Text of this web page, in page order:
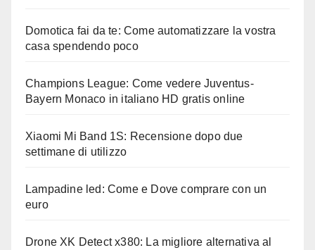
Domotica fai da te: Come automatizzare la vostra
casa spendendo poco
Champions League: Come vedere Juventus-
Bayern Monaco in italiano HD gratis online
Xiaomi Mi Band 1S: Recensione dopo due
settimane di utilizzo
Lampadine led: Come e Dove comprare con un
euro
Drone XK Detect x380: La migliore alternativa al